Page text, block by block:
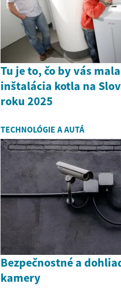
Tu je to, čo by vás
inštalácia kotla na
roku 2025
TECHNOLÓGIE A AUTÁ
Bezpečnostné a
kamery